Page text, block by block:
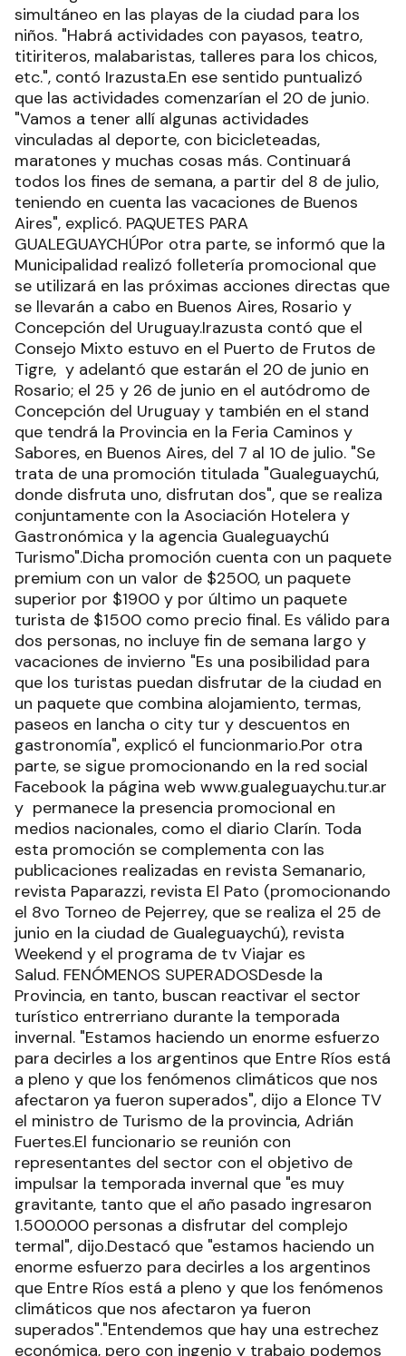
simultáneo en las playas de la ciudad para los
niños. "Habrá actividades con payasos, teatro,
titiriteros, malabaristas, talleres para los chicos,
etc.", contó Irazusta.En ese sentido puntualizó
que las actividades comenzarían el 20 de junio.
"Vamos a tener allí algunas actividades
vinculadas al deporte, con bicicleteadas,
maratones y muchas cosas más. Continuará
todos los fines de semana, a partir del 8 de julio,
teniendo en cuenta las vacaciones de Buenos
Aires", explicó. PAQUETES PARA
GUALEGUAYCHÚPor otra parte, se informó que la
Municipalidad realizó folletería promocional que
se utilizará en las próximas acciones directas que
se llevarán a cabo en Buenos Aires, Rosario y
Concepción del Uruguay.Irazusta contó que el
Consejo Mixto estuvo en el Puerto de Frutos de
Tigre, y adelantó que estarán el 20 de junio en
Rosario; el 25 y 26 de junio en el autódromo de
Concepción del Uruguay y también en el stand
que tendrá la Provincia en la Feria Caminos y
Sabores, en Buenos Aires, del 7 al 10 de julio. "Se
trata de una promoción titulada "Gualeguaychú,
donde disfruta uno, disfrutan dos", que se realiza
conjuntamente con la Asociación Hotelera y
Gastronómica y la agencia Gualeguaychú
Turismo".Dicha promoción cuenta con un paquete
premium con un valor de $2500, un paquete
superior por $1900 y por último un paquete
turista de $1500 como precio final. Es válido para
dos personas, no incluye fin de semana largo y
vacaciones de invierno "Es una posibilidad para
que los turistas puedan disfrutar de la ciudad en
un paquete que combina alojamiento, termas,
paseos en lancha o city tur y descuentos en
gastronomía", explicó el funcionmario.Por otra
parte, se sigue promocionando en la red social
Facebook la página web www.gualeguaychu.tur.ar
y permanece la presencia promocional en
medios nacionales, como el diario Clarín. Toda
esta promoción se complementa con las
publicaciones realizadas en revista Semanario,
revista Paparazzi, revista El Pato (promocionando
el 8vo Torneo de Pejerrey, que se realiza el 25 de
junio en la ciudad de Gualeguaychú), revista
Weekend y el programa de tv Viajar es
Salud. FENÓMENOS SUPERADOSDesde la
Provincia, en tanto, buscan reactivar el sector
turístico entrerriano durante la temporada
invernal. "Estamos haciendo un enorme esfuerzo
para decirles a los argentinos que Entre Ríos está
a pleno y que los fenómenos climáticos que nos
afectaron ya fueron superados", dijo a Elonce TV
el ministro de Turismo de la provincia, Adrián
Fuertes.El funcionario se reunión con
representantes del sector con el objetivo de
impulsar la temporada invernal que "es muy
gravitante, tanto que el año pasado ingresaron
1.500.000 personas a disfrutar del complejo
termal", dijo.Destacó que "estamos haciendo un
enorme esfuerzo para decirles a los argentinos
que Entre Ríos está a pleno y que los fenómenos
climáticos que nos afectaron ya fueron
superados"."Entendemos que hay una estrechez
económica, pero con ingenio y trabajo podemos